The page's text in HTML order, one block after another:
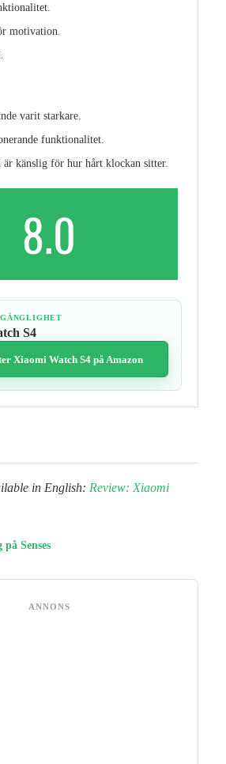
motivation.
varit starkare.
funktionalitet.
är känslig för hur hårt klockan sitter.
8.0
S4
Xiaomi Watch S4 på Amazon
in English: Review: Xiaomi
Senses
ANNONS